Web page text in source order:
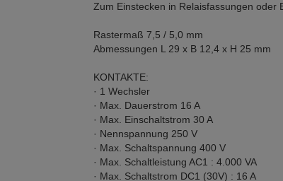
Zum Einstecken in Relaisfassungen oder
Rastermaß 7,5 / 5,0 mm
Abmessungen L 29 x B 12,4 x H 25 mm
KONTAKTE:
· 1 Wechsler
· Max. Dauerstrom 16 A
· Max. Einschaltstrom 30 A
· Nennspannung 250 V
· Max. Schaltspannung 400 V
· Max. Schaltleistung AC1 : 4.000 VA
· Max. Schaltstrom DC1 (30V) : 16 A